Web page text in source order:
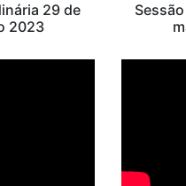
29 de
2023